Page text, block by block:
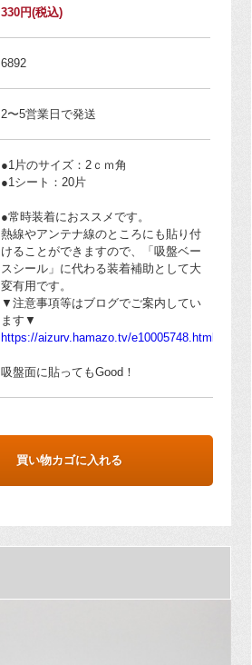
330円(税込)
6892
2〜5営業日で発送
●1片のサイズ：2ｃｍ角
●1シート：20片
●常時装着におススメです。
熱線やアンテナ線のところにも貼り付
けることができますので、「吸盤ベー
スシール」に代わる装着補助として大
変有用です。
▼注意事項等はブログでご案内してい
ます▼
https://aizurv.hamazo.tv/e10005748.html
吸盤面に貼ってもGood！
買い物カゴに入れる